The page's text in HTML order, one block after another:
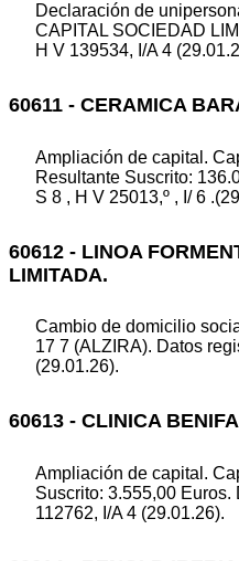
Declaración de
CAPITAL SOCIEDAD
H V 139534, I/A 4
60611 - CERAMICA
Ampliación de capital.
Resultante Suscrito:
S 8 , H V 25013,º , I/ 6
60612 - LINOA
LIMITADA.
Cambio de domicilio
17 7 (ALZIRA). Datos
(29.01.26).
60613 - CLINICA
Ampliación de capital.
Suscrito: 3.555,00
112762, I/A 4 (29.01.26).